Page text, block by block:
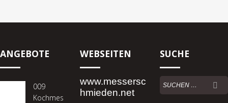
ANGEBOTE
009
Kochmes
WEBSEITEN
www.messersc
hmieden.net
SUCHE
Suchen
nach: